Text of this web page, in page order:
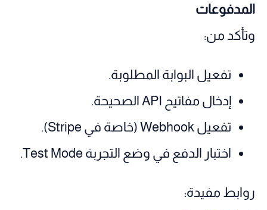
المدفوعات
وتأكد من:
تفعيل البوابة المطلوبة.
إدخال مفاتيح API الصحيحة.
تفعيل Webhook (خاصة في Stripe).
اختبار الدفع في وضع التجربة Test Mode.
روابط مفيدة: